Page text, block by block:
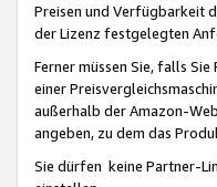
Preisen und Verfügbarkeit
der Lizenz festgelegten
Ferner müssen Sie, falls
einer
außerhalb der Amazon-
angeben, zu dem das
Sie dürfen keine Partner-